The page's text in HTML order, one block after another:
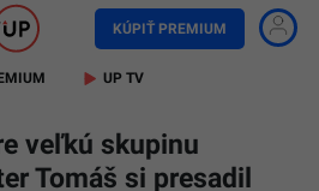
KÚPIŤ PREMIUM
UP TV
veľkú skupinu
Tomáš si presadil